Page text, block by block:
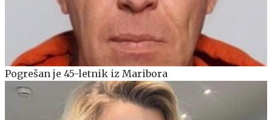
Pogrešan je 45-letnik iz Maribora